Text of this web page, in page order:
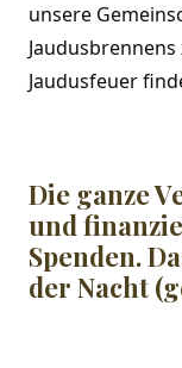
unsere
Jaudusfeuer
Die ganze
und
Spenden.
der Nacht